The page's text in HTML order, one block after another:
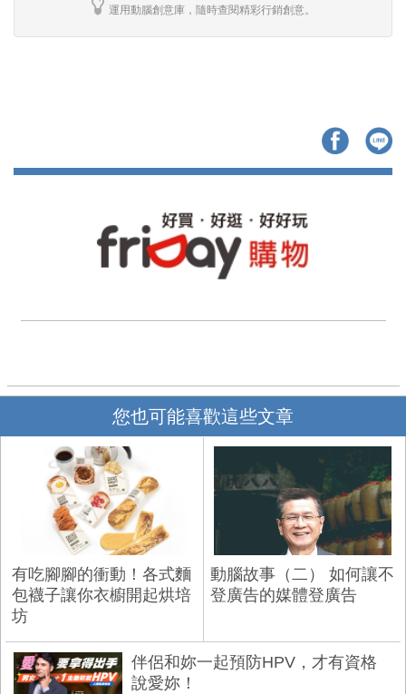
運用動腦創意庫，隨時查閱精彩行銷創意。
您也可能喜歡這些文章
有吃腳腳的衝動！各式麵
包襪子讓你衣櫥開起烘培
坊
動腦故事（二） 如何讓不
登廣告的媒體登廣告
伴侶和妳一起預防HPV，才有資格
說愛妳！